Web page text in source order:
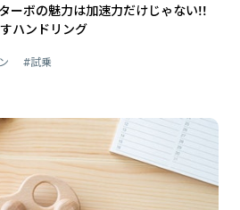
ーボの魅力は加速力だけじゃない!!
ハンドリング
#試乗